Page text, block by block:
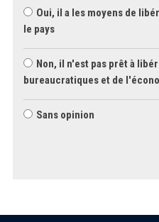
Oui, il a les moyens de
le pays
Non, il n'est pas prêt à
bureaucratiques et de
Sans opinion